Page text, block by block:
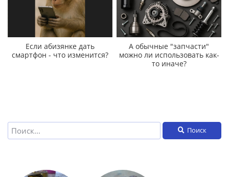
Если абизянке дать
смартфон - что изменится?
А обычные "запчасти"
можно ли использовать как-
то иначе?
Поиск